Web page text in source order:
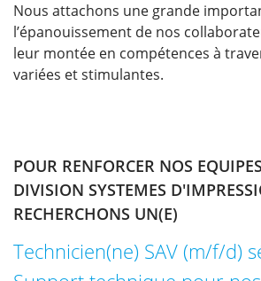
Nous attachons une grande
l’épanouissement de nos
leur montée en compétences à
variées et stimulantes.
POUR RENFORCER NOS
DIVISION SYSTEMES
RECHERCHONS UN(E)
Technicien(ne) SAV (m/f/d)